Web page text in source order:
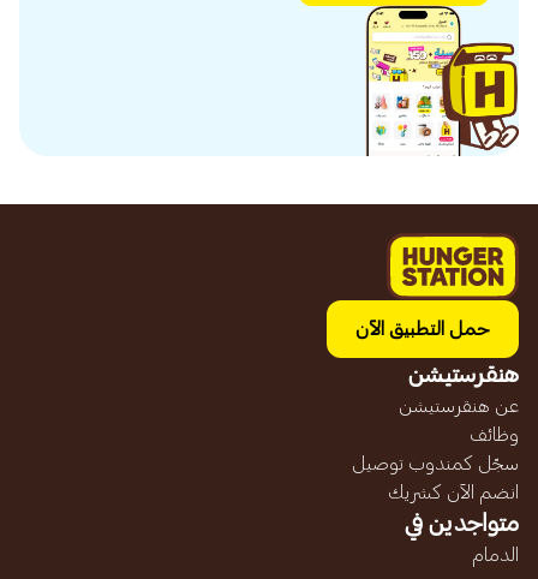
حمل التطبيق الآن
هنقرستيشن
عن هنقرستيشن
وظائف
سجّل كمندوب توصيل
انضم الآن كشريك
متواجدين في
الدمام